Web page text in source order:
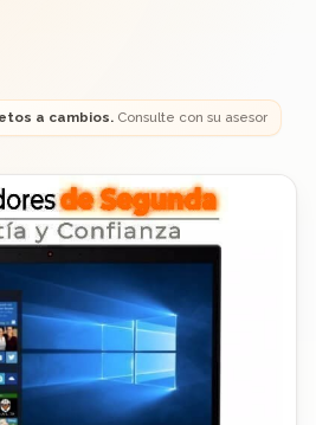
a cambios.Consulte con su asesor